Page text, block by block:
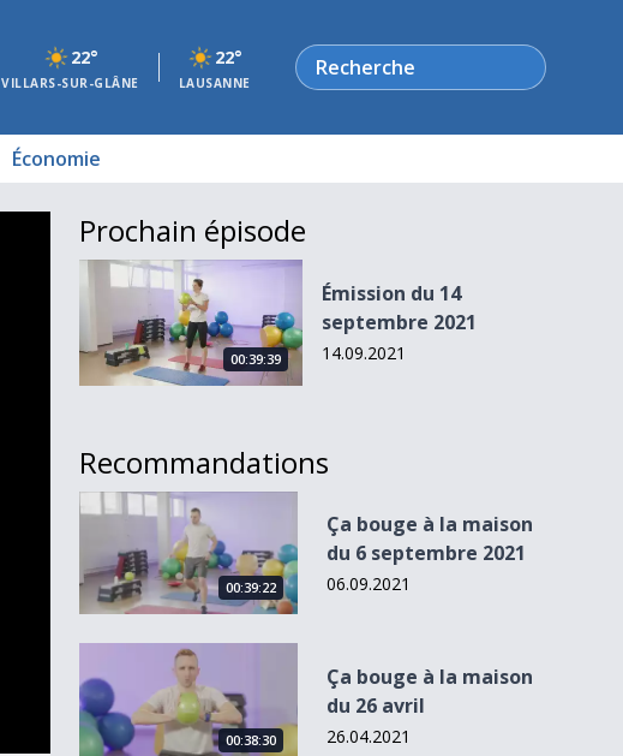
22°
VILLARS-SUR-GLÂNE
22°
LAUSANNE
Rechercher
Économie
Prochain épisode
Émission du 14 septembre 2021
00:39:39
Émission du 14
septembre 2021
14.09.2021
Recommandations
Ça bouge à la maison du 6 septembre 2021
00:39:22
Ça bouge à la maison
du 6 septembre 2021
06.09.2021
Ça bouge à la maison du 26 avril
00:38:30
Ça bouge à la maison
du 26 avril
26.04.2021